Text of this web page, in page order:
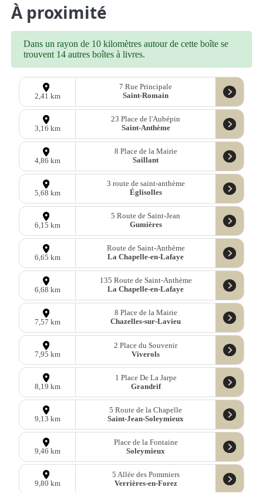
À proximité
Dans un rayon de 10 kilomètres autour de cette boîte se
trouvent 14 autres boîtes à livres.
2,41 km
7 Rue Principale
Saint-Romain
3,16 km
23 Place de l'Aubépin
Saint-Anthème
4,86 km
8 Place de la Mairie
Saillant
5,68 km
3 route de saint-anthème
Églisolles
6,15 km
5 Route de Saint-Jean
Gumières
6,65 km
Route de Saint-Anthème
La Chapelle-en-Lafaye
6,68 km
135 Route de Saint-Anthème
La Chapelle-en-Lafaye
7,57 km
8 Place de la Mairie
Chazelles-sur-Lavieu
7,95 km
2 Place du Souvenir
Viverols
8,19 km
1 Place De La Jarpe
Grandrif
9,13 km
5 Route de la Chapelle
Saint-Jean-Soleymieux
9,46 km
Place de la Fontaine
Soleymieux
9,80 km
5 Allée des Pommiers
Verrières-en-Forez